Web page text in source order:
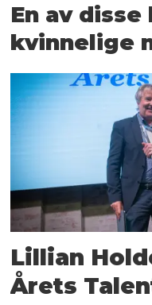
En av
kvinnelige
Lillian
Årets